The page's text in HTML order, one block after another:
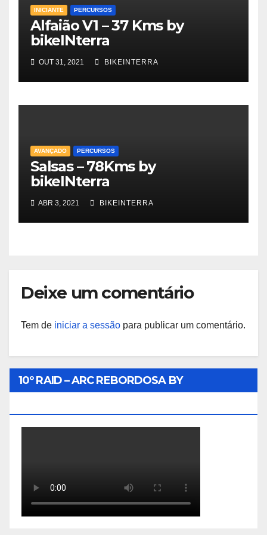
INICIANTE PERCURSOS
Alfaião V1 – 37 Kms by
bikeINterra
OUT 31, 2021 BIKEINTERRA
AVANÇADO PERCURSOS
Salsas – 78Kms by
bikeINterra
ABR 3, 2021 BIKEINTERRA
Deixe um comentário
Tem de iniciar a sessão para publicar um comentário.
10º RAID – ARC REBORDOSA BY